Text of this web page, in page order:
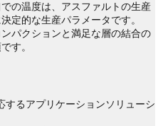
の温度は、アスファルトの生産
定的な生産パラメータです。
パクションと満足な層の結合の
す。
するアプリケーションソリューシ